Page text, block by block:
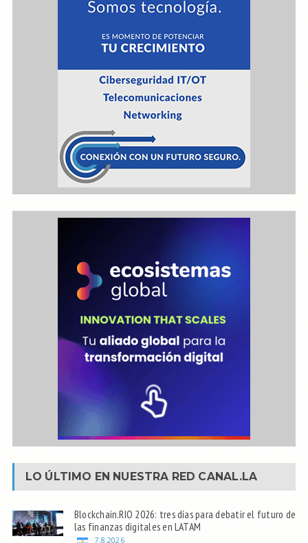
LO ÚLTIMO EN NUESTRA RED CANAL.LA
Blockchain.RIO 2026: tres días para debatir el futuro de
las finanzas digitales en LATAM
7.8.2026